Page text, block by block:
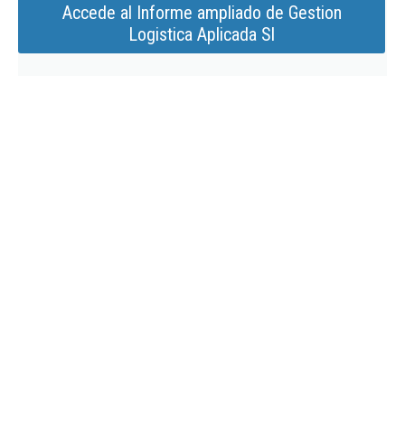
Accede al Informe ampliado de Gestion
Logistica Aplicada Sl